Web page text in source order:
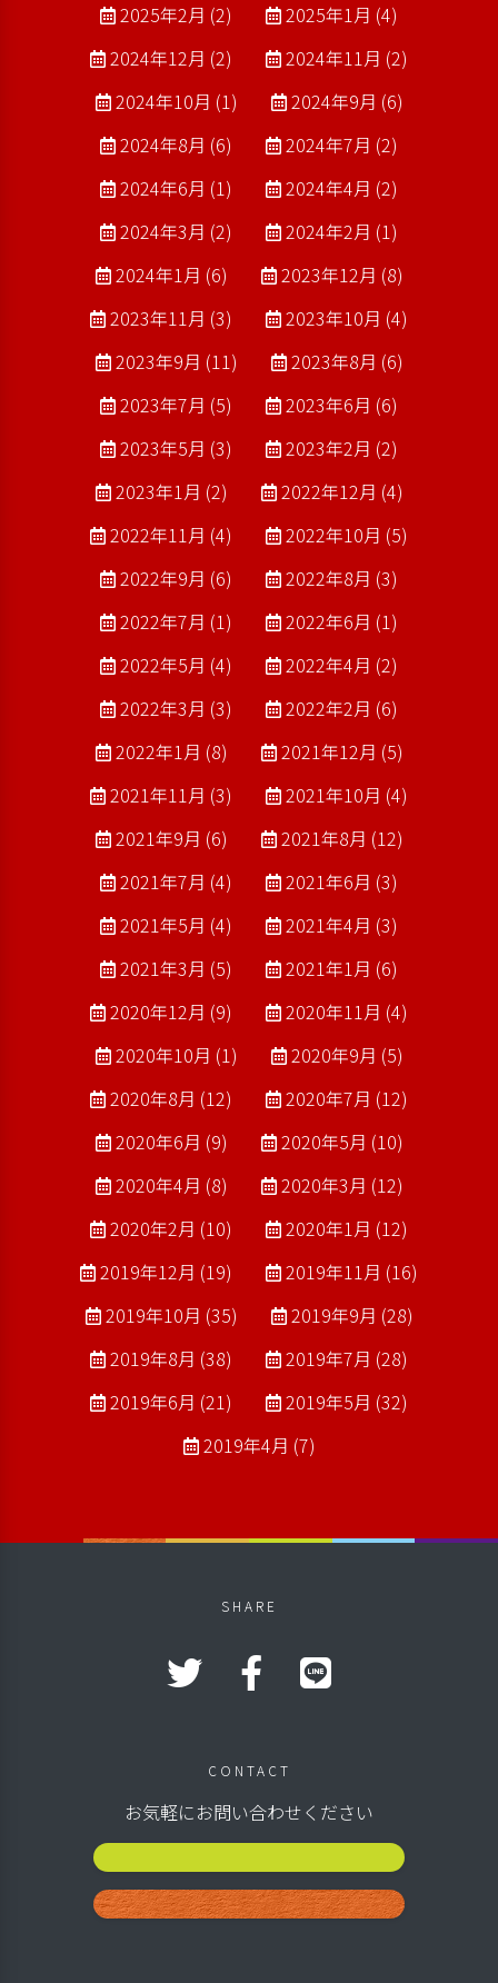
2025年2月 (2)
2025年1月 (4)
2024年12月 (2)
2024年11月 (2)
2024年10月 (1)
2024年9月 (6)
2024年8月 (6)
2024年7月 (2)
2024年6月 (1)
2024年4月 (2)
2024年3月 (2)
2024年2月 (1)
2024年1月 (6)
2023年12月 (8)
2023年11月 (3)
2023年10月 (4)
2023年9月 (11)
2023年8月 (6)
2023年7月 (5)
2023年6月 (6)
2023年5月 (3)
2023年2月 (2)
2023年1月 (2)
2022年12月 (4)
2022年11月 (4)
2022年10月 (5)
2022年9月 (6)
2022年8月 (3)
2022年7月 (1)
2022年6月 (1)
2022年5月 (4)
2022年4月 (2)
2022年3月 (3)
2022年2月 (6)
2022年1月 (8)
2021年12月 (5)
2021年11月 (3)
2021年10月 (4)
2021年9月 (6)
2021年8月 (12)
2021年7月 (4)
2021年6月 (3)
2021年5月 (4)
2021年4月 (3)
2021年3月 (5)
2021年1月 (6)
2020年12月 (9)
2020年11月 (4)
2020年10月 (1)
2020年9月 (5)
2020年8月 (12)
2020年7月 (12)
2020年6月 (9)
2020年5月 (10)
2020年4月 (8)
2020年3月 (12)
2020年2月 (10)
2020年1月 (12)
2019年12月 (19)
2019年11月 (16)
2019年10月 (35)
2019年9月 (28)
2019年8月 (38)
2019年7月 (28)
2019年6月 (21)
2019年5月 (32)
2019年4月 (7)
SHARE
CONTACT
お気軽にお問い合わせください
公演スケジュール
お問い合わせ